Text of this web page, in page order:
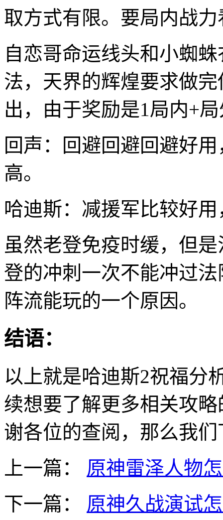
取方式有限。要局内战
自恋哥命运线头和小蜘
法，天界的辉煌要求做
出，由于奖励是1局内+
回声：回避回避回避好
高。
哈迪斯：减援军比较好
虽然老登免疫时缓，但
登的冲刺一次不能冲过
阵流能玩的一个原因。
结语：
以上就是哈迪斯2祝福分
续想要了解更多相关攻
谢各位的查阅，那么我
上一篇：
原神雷泽人物
下一篇：
原神久战演试